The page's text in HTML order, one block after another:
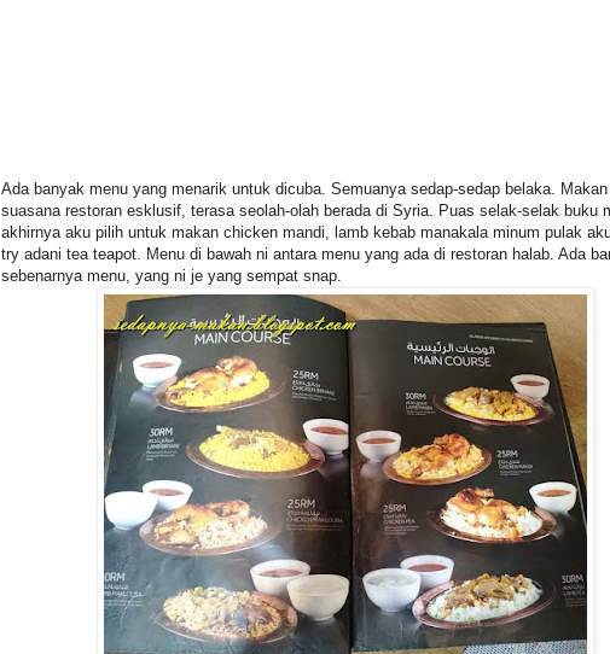
Ada banyak menu yang menarik untuk dicuba. Semuanya sedap-sedap belaka.
suasana restoran esklusif, terasa seolah-olah berada di Syria. Puas selak-selak buku
akhirnya aku pilih untuk makan chicken mandi, lamb kebab manakala minum pulak
try adani tea teapot. Menu di bawah ni antara menu yang ada di restoran halab. Ada
sebenarnya menu, yang ni je yang sempat snap.